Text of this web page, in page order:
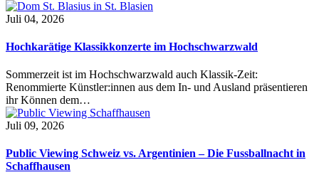
Juli 04, 2026
Hochkarätige Klassikkonzerte im Hochschwarzwald
Sommerzeit ist im Hochschwarzwald auch Klassik-Zeit:
Renommierte Künstler:innen aus dem In- und Ausland präsentieren
ihr Können dem…
Juli 09, 2026
Public Viewing Schweiz vs. Argentinien – Die Fussballnacht in
Schaffhausen